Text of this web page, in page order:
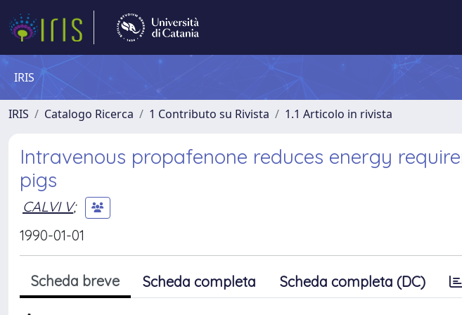
IRIS
IRIS Catalogo Ricerca 1 Contributo su Rivista 1.1 Articolo in rivista
Intravenous propafenone reduces energy
pigs
CALVI V;
1990-01-01
Scheda breve Scheda completa Scheda completa (DC)